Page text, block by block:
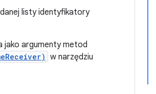
listy identyfikatory
jako argumenty metod
w narzędziu